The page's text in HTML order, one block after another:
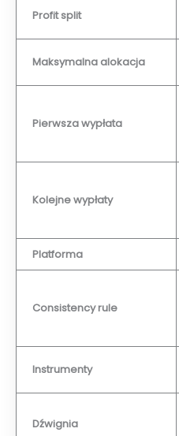
Profit split
Maksymalna alokacja
Pierwsza wypłata
Kolejne wypłaty
Platforma
Consistency rule
Instrumenty
Dźwignia